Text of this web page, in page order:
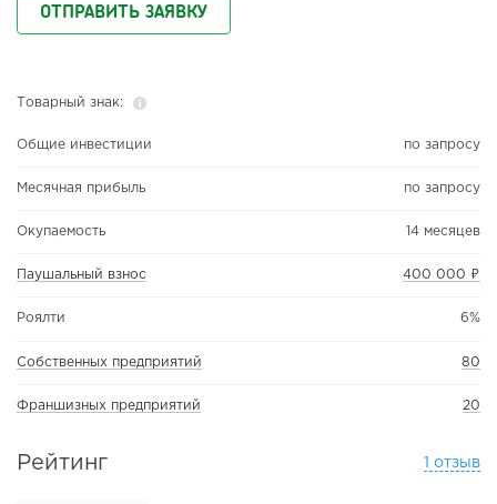
ОТПРАВИТЬ ЗАЯВКУ
Товарный знак:
Общие инвестиции по запросу
Месячная прибыль по запросу
Окупаемость 14 месяцев
Паушальный взнос 400 000 ₽
Роялти 6%
Собственных предприятий 80
Франшизных предприятий 20
Рейтинг 1 отзыв